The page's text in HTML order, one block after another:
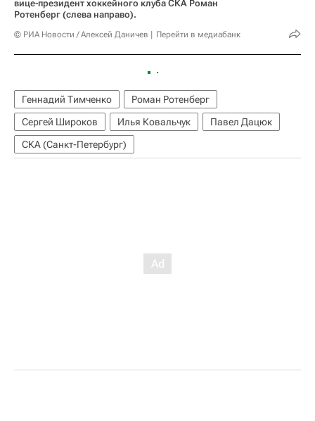
вице-президент хоккейного клуба СКА Роман
Ротенберг (слева направо).
© РИА Новости / Алексей Даничев Перейти в медиабанк
Геннадий Тимченко
Роман Ротенберг
Сергей Широков
Илья Ковальчук
Павел Дацюк
СКА (Санкт-Петербург)